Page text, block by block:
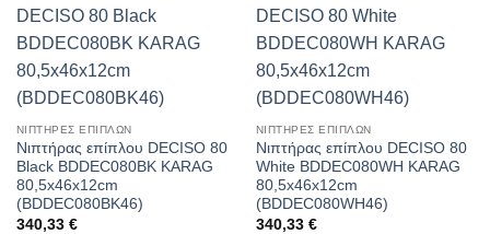
ΝΙΠΤΗΡΕΣ ΕΠΙΠΛΩΝ
Νιπτήρας επίπλου DECISO 80
Black BDDEC080BK KARAG
80,5x46x12cm
(BDDEC080BK46)
340,33 €
ΝΙΠΤΗΡΕΣ ΕΠΙΠΛΩΝ
Νιπτήρας επίπλου DECISO 80
White BDDEC080WH KARAG
80,5x46x12cm
(BDDEC080WH46)
340,33 €